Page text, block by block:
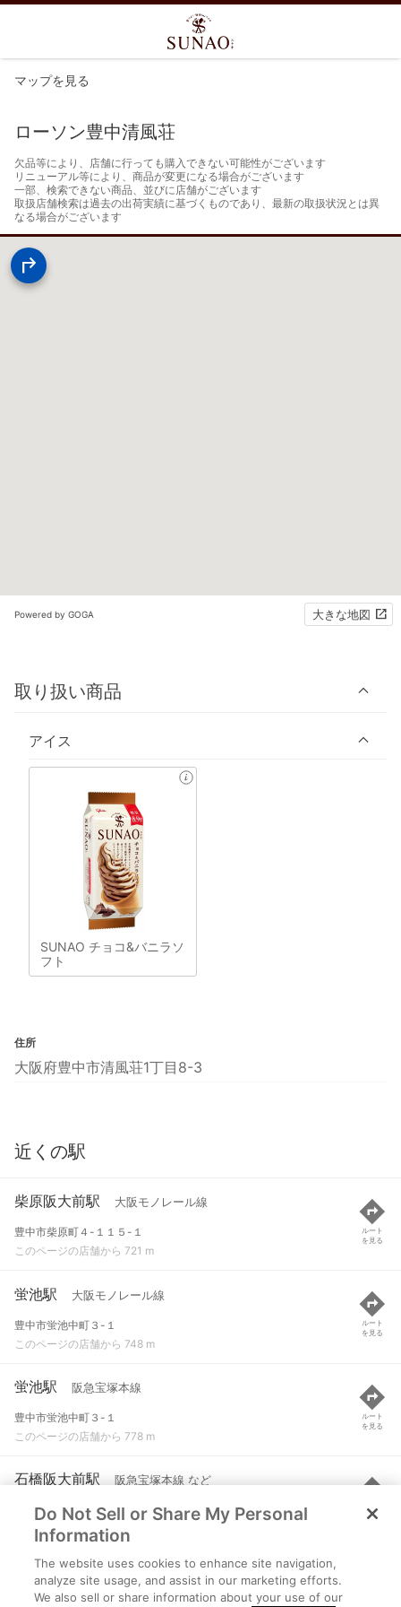
マップを見る
ローソン豊中清風荘
欠品等により、店舗に行っても購入できない可能性がございます
リニューアル等により、商品が変更になる場合がございます
一部、検索できない商品、並びに店舗がございます
取扱店舗検索は過去の出荷実績に基づくものであり、最新の取扱状況とは異
なる場合がございます
Powered by GOGA 大きな地図
取り扱い商品
アイス
SUNAO チョコ&バニラソ
フト
住所
大阪府豊中市清風荘1丁目8-3
近くの駅
柴原阪大前駅 大阪モノレール線
豊中市柴原町４-１１５-１
このページの店舗から 721 m
ルート
を見る
蛍池駅 大阪モノレール線
豊中市蛍池中町３-１
このページの店舗から 748 m
ルート
を見る
蛍池駅 阪急宝塚本線
豊中市蛍池中町３-１
このページの店舗から 778 m
ルート
を見る
石橋阪大前駅 阪急宝塚本線 など
池田市石橋２-１８-１
このページの店舗から 926 m
ルート
を見る
大阪空港駅 大阪モノレール線
豊中市蛍池西町３-５５１
Do Not Sell or Share My Personal
Information
The website uses cookies to enhance site navigation,
analyze site usage, and assist in our marketing efforts.
We also sell or share information about your use of our